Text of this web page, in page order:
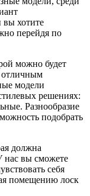
хотите
перейдя по
можно будет
отличным
модели
решениях:
Разнообразие
подобрать
должна
нас вы сможете
себя
помещению лоск